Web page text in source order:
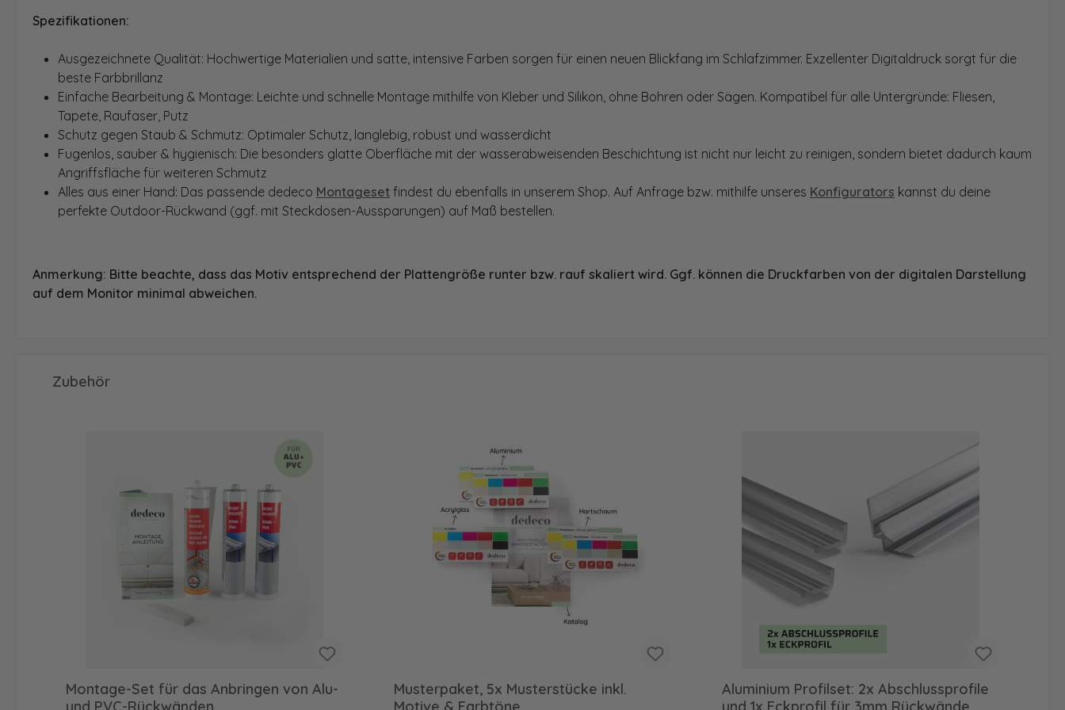
Spezifikationen:
Ausgezeichnete Qualität: Hochwertige Materialien und satte, intensive Farben sorgen für einen neuen Blickfang im Schlafzimmer. Exzellenter Digitaldruck sorgt für die
beste Farbbrillanz
Einfache Bearbeitung & Montage: Leichte und schnelle Montage mithilfe von Kleber und Silikon, ohne Bohren oder Sägen. Kompatibel für alle Untergründe: Fliesen,
Tapete, Raufaser, Putz
Schutz gegen Staub & Schmutz: Optimaler Schutz, langlebig, robust und wasserdicht
Fugenlos, sauber & hygienisch: Die besonders glatte Oberfläche mit der wasserabweisenden Beschichtung ist nicht nur leicht zu reinigen, sondern bietet dadurch kaum
Angriffsfläche für weiteren Schmutz
Alles aus einer Hand: Das passende dedeco Montageset findest du ebenfalls in unserem Shop. Auf Anfrage bzw. mithilfe unseres Konfigurators kannst du deine
perfekte Outdoor-Rückwand (ggf. mit Steckdosen-Aussparungen) auf Maß bestellen.
Anmerkung: Bitte beachte, dass das Motiv entsprechend der Plattengröße runter bzw. rauf skaliert wird. Ggf. können die Druckfarben von der digitalen Darstellung
auf dem Monitor minimal abweichen.
Produktgalerie überspringen
Zubehör
Montage-Set für das Anbringen von Alu-
Musterpaket, 5x Musterstücke inkl.
Aluminium Profilset: 2x Abschlussprofile